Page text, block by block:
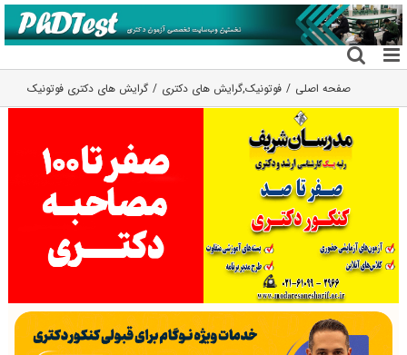
رفتن
به
محتوا
صفحه اصلی فوتونیک,گرایش های دکتری گرایش های دکتری فوتونیک